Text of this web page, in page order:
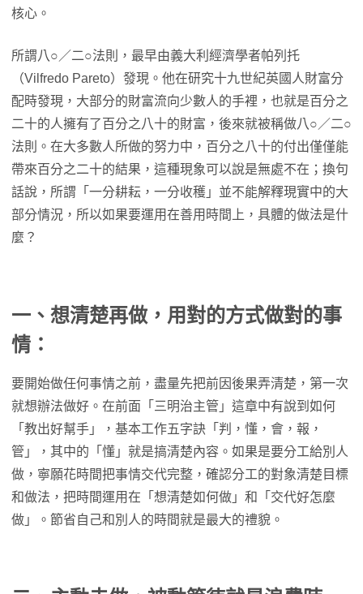
核心。
所謂八○／二○法則，最早由義大利經濟學者帕列托
（Vilfredo Pareto）發現。他在研究十九世紀英國人財富分
配時發現，大部分的財富流向少數人的手裡，也就是百分之
二十的人擁有了百分之八十的財富，後來就被稱做八○／二○
法則。在大多數人所做的努力中，百分之八十的付出僅僅能
帶來百分之二十的結果，這種現象可以說是無處不在；換句
話說，所謂「一分耕耘，一分收穫」並不能解釋現實中的大
部分情況，所以如果要運用在善用時間上，具體的做法是什
麼？
一、想清楚再做，用對的方式做對的事
情：
要開始做任何事情之前，盡量先把前因後果弄清楚，第一次
就想辦法做好。在前面「三明治主管」這章中有說到如何
「教出好幫手」，基本工作五字訣「判，懂，會，報，
管」，其中的「懂」就是搞清楚內容。如果是要分工給別人
做，寧願花時間把事情交代完整，確認分工的對象清楚目標
和做法，把時間運用在「想清楚如何做」和「交代好怎麼
做」。節省自己和別人的時間就是最大的禮貌。